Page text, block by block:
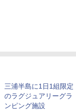
三浦半島に1日1組限定
のラグジュアリーグラ
ンピング施設